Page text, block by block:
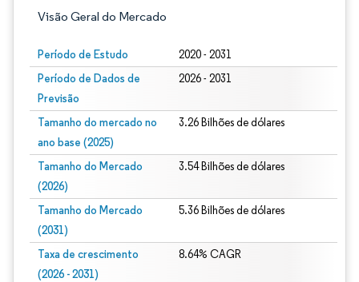
Visão Geral do Mercado
Período de Estudo 2020 - 2031
Período de Dados de
Previsão
2026 - 2031
Tamanho do mercado no
ano base (2025)
3.26 Bilhões de dólares
Tamanho do Mercado
(2026)
3.54 Bilhões de dólares
Tamanho do Mercado
(2031)
5.36 Bilhões de dólares
Taxa de crescimento
(2026 - 2031)
8.64% CAGR